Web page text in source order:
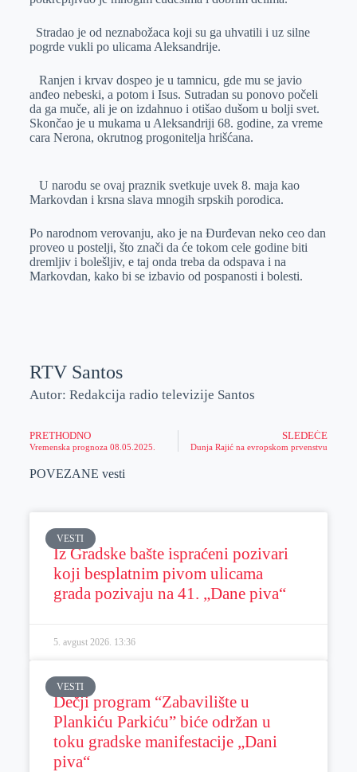
Stradao je od neznabožaca koji su ga uhvatili i uz silne
pogrde vukli po ulicama Aleksandrije.
Ranjen i krvav dospeo je u tamnicu, gde mu se javio
anđeo nebeski, a potom i Isus. Sutradan su ponovo počeli
da ga muče, ali je on izdahnuo i otišao dušom u bolji svet.
Skončao je u mukama u Aleksandriji 68. godine, za vreme
cara Nerona, okrutnog progonitelja hrišćana.
U narodu se ovaj praznik svetkuje uvek 8. maja kao
Markovdan i krsna slava mnogih srpskih porodica.
Po narodnom verovanju, ako je na Đurđevan neko ceo dan
proveo u postelji, što znači da će tokom cele godine biti
dremljiv i bolešljiv, e taj onda treba da odspava i na
Markovdan, kako bi se izbavio od pospanosti i bolesti.
RTV Santos
Autor: Redakcija radio televizije Santos
PRETHODNO
Vremenska prognoza 08.05.2025.
SLEDEĆE
Dunja Rajić na evropskom prvenstvu
POVEZANE vesti
VESTI
Iz Gradske bašte ispraćeni pozivari
koji besplatnim pivom ulicama
grada pozivaju na 41. „Dane piva“
5. avgust 2026. 13:36
VESTI
Dečji program “Zabavilište u
Plankiću Parkiću” biće održan u
toku gradske manifestacije „Dani
piva“